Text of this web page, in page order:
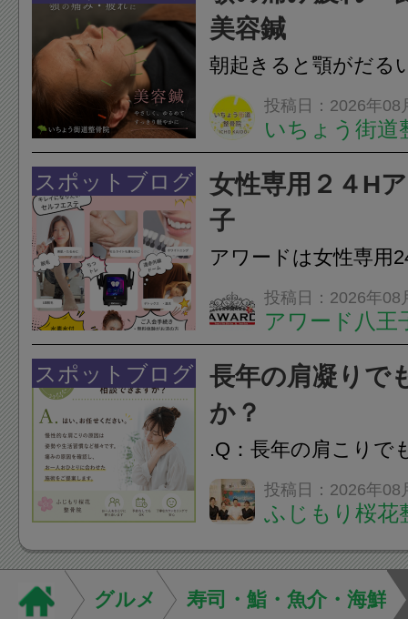
いこともあります。
原因を確認し、お一
美容鍼
朝起きると顎がだる
ありませんか？無意
は、顎の痛みや疲れ
フェイスラインの張
のこわばり・頭痛や
ながることがありま
投稿日：2026年08
いちょう街道
スポットブログ
女性専用２４H
子
アワードは女性専用
フエステを 思いっ
開催中
投稿日：2026年08
アワード八王
24時間ジム&
脱毛
スポットブログ
長年の肩凝りで
か？
.Q：長年の肩こりで
か？A：はい、お任
性的な肩こりの原因
慣など様々です。痛
し、お一人おひとり
投稿日：2026年08
ふじもり桜花
グルメ 寿司・鮨・魚介・海鮮